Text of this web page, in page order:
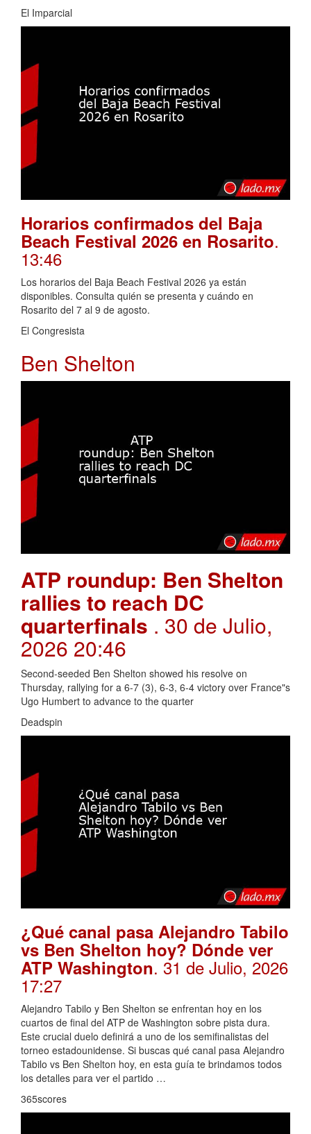
El Imparcial
Horarios confirmados del Baja
Beach Festival 2026 en Rosarito.
13:46
Los horarios del Baja Beach Festival 2026 ya están
disponibles. Consulta quién se presenta y cuándo en
Rosarito del 7 al 9 de agosto.
El Congresista
Ben Shelton
ATP roundup: Ben Shelton
rallies to reach DC
quarterfinals . 30 de Julio,
2026 20:46
Second-seeded Ben Shelton showed his resolve on
Thursday, rallying for a 6-7 (3), 6-3, 6-4 victory over France"s
Ugo Humbert to advance to the quarter
Deadspin
¿Qué canal pasa Alejandro Tabilo
vs Ben Shelton hoy? Dónde ver
ATP Washington. 31 de Julio, 2026
17:27
Alejandro Tabilo y Ben Shelton se enfrentan hoy en los
cuartos de final del ATP de Washington sobre pista dura.
Este crucial duelo definirá a uno de los semifinalistas del
torneo estadounidense. Si buscas qué canal pasa Alejandro
Tabilo vs Ben Shelton hoy, en esta guía te brindamos todos
los detalles para ver el partido …
365scores